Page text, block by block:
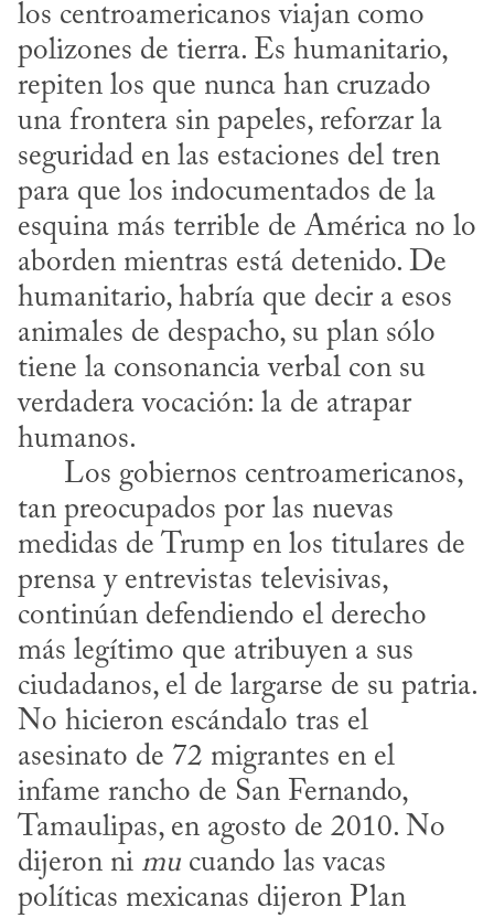
los centroamericanos viajan como
polizones de tierra. Es humanitario,
repiten los que nunca han cruzado
una frontera sin papeles, reforzar la
seguridad en las estaciones del tren
para que los indocumentados de la
esquina más terrible de América no lo
aborden mientras está detenido. De
humanitario, habría que decir a esos
animales de despacho, su plan sólo
tiene la consonancia verbal con su
verdadera vocación: la de atrapar
humanos.
tan preocupados por las nuevas
medidas de Trump en los titulares de
prensa y entrevistas televisivas,
continúan defendiendo el derecho
más legítimo que atribuyen a sus
ciudadanos, el de largarse de su patria.
No hicieron escándalo tras el
asesinato de 72 migrantes en el
infame rancho de San Fernando,
Tamaulipas, en agosto de 2010. No
dijeron ni mu cuando las vacas
políticas mexicanas dijeron Plan